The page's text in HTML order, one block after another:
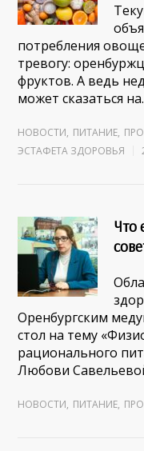
потребления
тревогу:
фруктов. А ведь
может сказаться
НОВОСТИ, ПИТАНИЕ,
ЭСТАФЕТА ЗДОРОВЬЯ
Что
Оренбургским
стол на тему
рационального
Любови
НОВОСТИ, ПИТАНИЕ,